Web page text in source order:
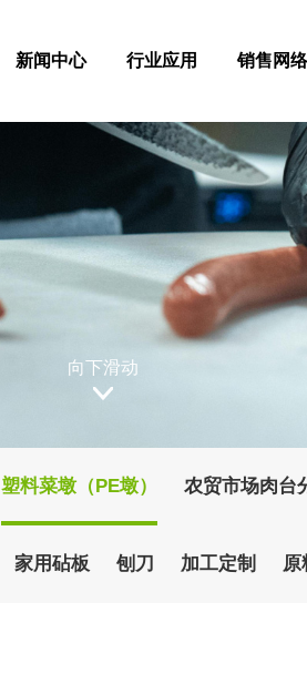
新闻中心 行业应用 销售网络
向下滑动
塑料菜墩（PE墩） 农贸市场肉台
家用砧板 刨刀 加工定制 原